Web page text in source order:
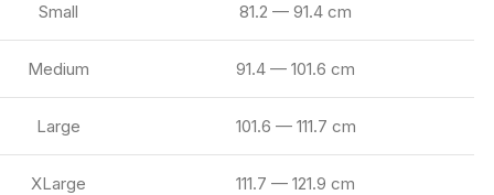
Small 81.2 — 91.4 cm
Medium 91.4 — 101.6 cm
Large 101.6 — 111.7 cm
XLarge 111.7 — 121.9 cm